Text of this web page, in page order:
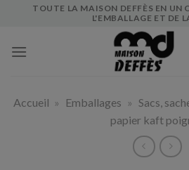
TOUTE LA MAISON DEFFÈS EN UN
L'EMBALLAGE ET DE
Accueil » Emballages » Sacs,
papier kaft